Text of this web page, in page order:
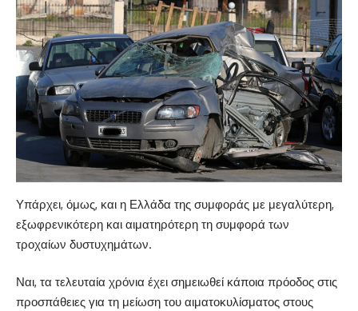
Υπάρχει, όμως, και η Ελλάδα της συμφοράς με μεγαλύτερη,
εξωφρενικότερη και αιματηρότερη τη συμφορά των
τροχαίων δυστυχημάτων.
Ναι, τα τελευταία χρόνια έχει σημειωθεί κάποια πρόοδος στις
προσπάθειες για τη μείωση του αιματοκυλίσματος στους